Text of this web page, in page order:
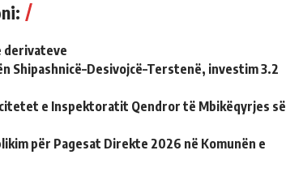
derivateve
Shipashnicë–Desivojcë–Terstenë, investim 3.2
e Inspektoratit Qendror të Mbikëqyrjes së
për Pagesat Direkte 2026 në Komunën e